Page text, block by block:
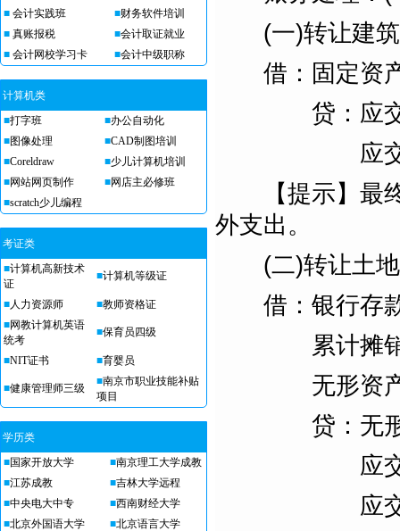
■ 会计实践班 ■财务软件培训
■ 真账报税 ■会计取证就业
■ 会计网校学习卡 ■会计中级职称
计算机类
■打字班 ■办公自动化
■图像处理 ■CAD制图培训
■Coreldraw ■少儿计算机培训
■网站网页制作 ■网店主必修班
■scratch少儿编程
考证类
■计算机高新技术
证
■计算机等级证
■人力资源师 ■教师资格证
■网教计算机英语
统考
■保育员四级
■NIT证书 ■育婴员
■健康管理师三级
■南京市职业技能补贴
项目
学历类
■国家开放大学 ■南京理工大学成教
■江苏成教 ■吉林大学远程
■中央电大中专 ■西南财经大学
■北京外国语大学 ■北京语言大学
(一)转让建筑
借：固定资
贷：应交税
应交税费
【提示】最终
外支出。
(二)转让土地
借：银行存
累计摊
无形资产
贷：无形
应交税费
应交税费—